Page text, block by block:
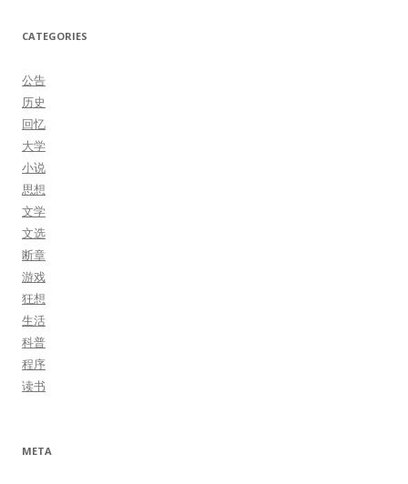
CATEGORIES
公告
历史
回忆
大学
小说
思想
文学
文选
断章
游戏
狂想
生活
科普
程序
读书
META